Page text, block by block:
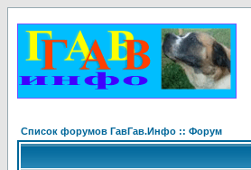
Список форумов ГавГав.Инфо :: Форум